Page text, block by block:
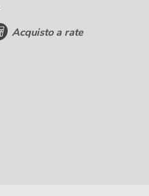
Acquisto a rate